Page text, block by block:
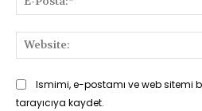
Ismimi, e-postamı ve web sitemi
tarayıcıya kaydet.